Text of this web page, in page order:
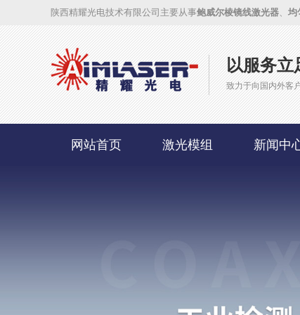
陕西精耀光电技术有限公司主要从事鲍威尔棱镜线激光器、 均
以服务立
致力于向国内外客
网站首页 激光模组 新闻中